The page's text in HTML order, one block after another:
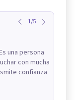
1/5
una persona
con mucha
confianza